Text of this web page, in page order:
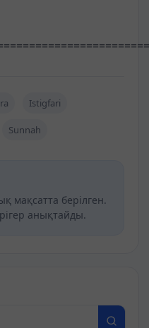
Istigfari
Sunnah
мақсатта берілген.
анықтайды.